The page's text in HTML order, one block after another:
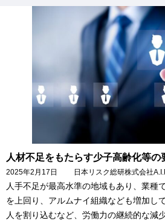
人材不足をもたらす少子高齢化等の
2025年2月17日 日本リスク総研株式会社
人手不足が最高水準の地域もあり、業種
を上回り、アルムナイ組織なども増加し
人を割り込むなど、労働力の継続的な減